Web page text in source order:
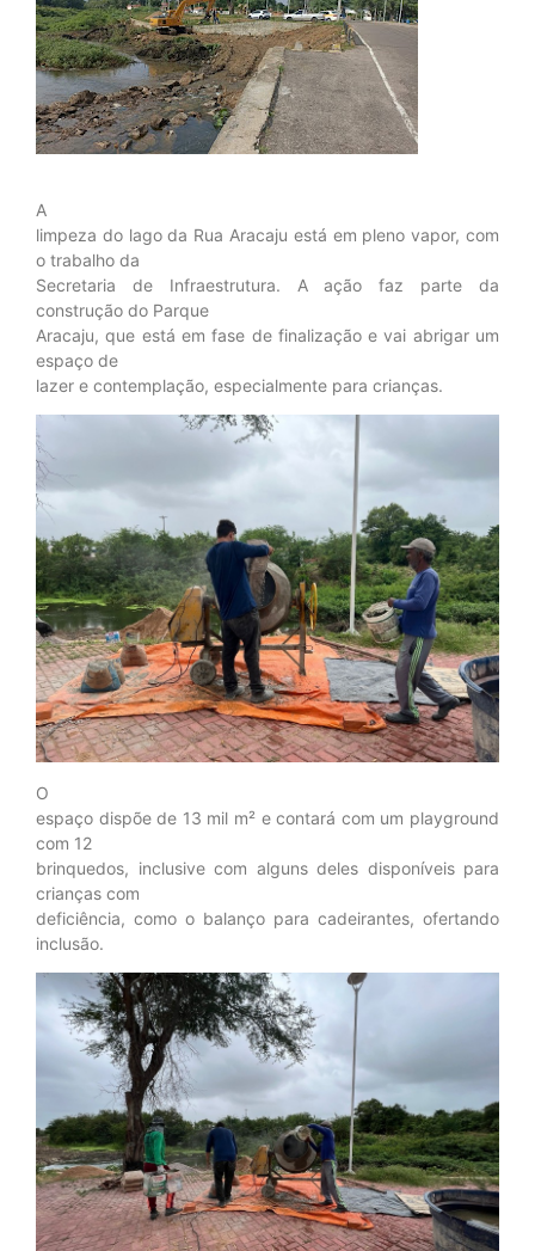
A
limpeza do lago da Rua Aracaju está em pleno vapor, com
o trabalho da
Secretaria de Infraestrutura. A ação faz parte da
construção do Parque
Aracaju, que está em fase de finalização e vai abrigar um
espaço de
lazer e contemplação, especialmente para crianças.
O
espaço dispõe de 13 mil m² e contará com um playground
com 12
brinquedos, inclusive com alguns deles disponíveis para
crianças com
deficiência, como o balanço para cadeirantes, ofertando
inclusão.